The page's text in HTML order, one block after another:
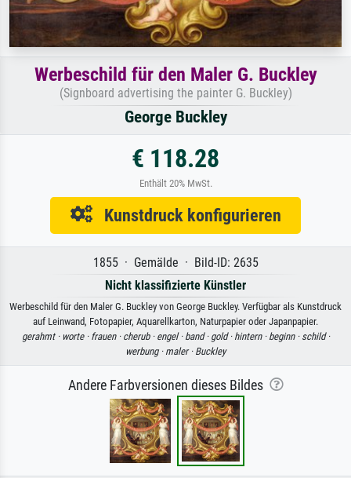
Werbeschild für den Maler G. Buckley
(Signboard advertising the painter G. Buckley)
George Buckley
€ 118.28
Enthält 20% MwSt.
Kunstdruck konfigurieren
1855 · Gemälde · Bild-ID: 2635
Nicht klassifizierte Künstler
Werbeschild für den Maler G. Buckley von George Buckley. Verfügbar als Kunstdruck
auf Leinwand, Fotopapier, Aquarellkarton, Naturpapier oder Japanpapier.
gerahmt · worte · frauen · cherub · engel · band · gold · hintern · beginn · schild ·
werbung · maler · Buckley
Andere Farbversionen dieses Bildes